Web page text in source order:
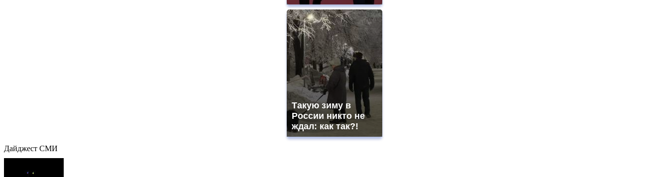
Такую зиму в
России никто не
ждал: как так?!
Дайджест СМИ